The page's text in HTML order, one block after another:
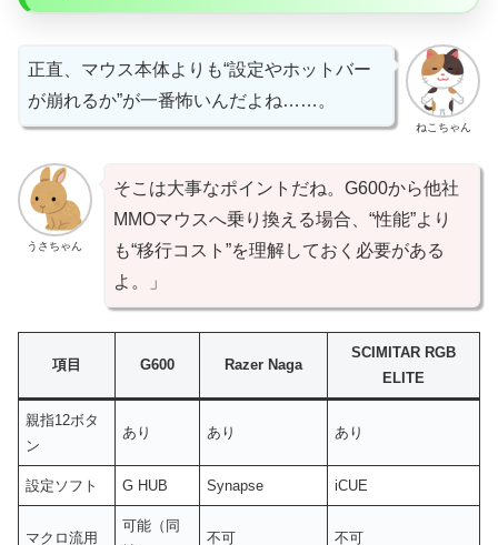
ねこちゃん
正直、マウス本体よりも“設定やホットバー
が崩れるか”が一番怖いんだよね……。
うさちゃん
そこは大事なポイントだね。G600から他社
MMOマウスへ乗り換える場合、“性能”より
も“移行コスト”を理解しておく必要がある
よ。」
項目 G600 Razer Naga
SCIMITAR RGB
ELITE
親指12ボタ
ン
あり あり あり
設定ソフト G HUB Synapse iCUE
マクロ流用
可能（同
不可 不可